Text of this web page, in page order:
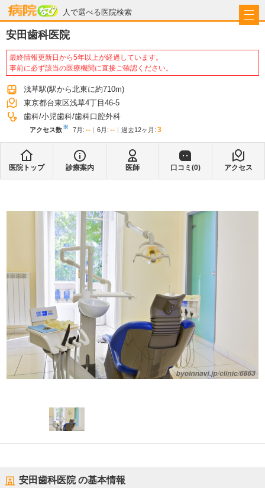
人で選べる医院検索
病院なび
安田歯科医院
最終情報更新日から5年以上が経過しています。
事前に必ず該当の医療機関に直接ご確認ください。
浅草駅(駅から北東に約710m)
東京都台東区浅草4丁目46-5
歯科 小児歯科 歯科口腔外科
アクセス数※ 7月 : -- 6月 : -- 過去12ヶ月: 3
医院トップ 診療案内 医師 口コミ(0) アクセス
安田歯科医院の基本情報